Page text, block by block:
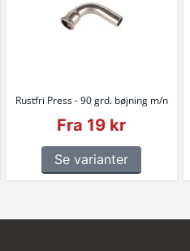
Rustfri Press - 90 grd. bøjning m/n
Fra 19 kr
Se varianter